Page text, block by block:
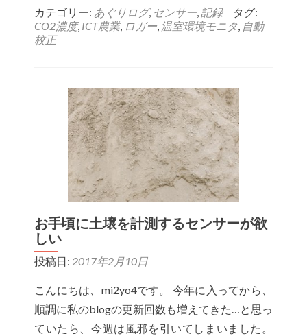
出
来
more
about
サ
ー
の
設
定
で
大
き
な
ス
カテゴリー: あぐりログ, センサー, 記録
タグ:
CO2濃度, ICT農業, ロガー, 温室環境モニタ, 自動
校正
お手頃に土壌を計測するセンサーが欲
しい
投稿日: 2017年2月10日
こんにちは、mi2yo4です。 今年に入ってから、
順調に私のblogの更新回数も増えてきた…と思っ
ていたら、今週は風邪を引いてしまいました。